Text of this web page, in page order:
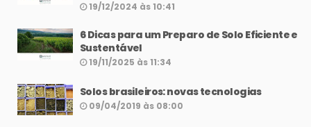
19/12/2024 às 10:41
6 Dicas para um Preparo de Solo Eficiente e
Sustentável
19/11/2025 às 11:34
Solos brasileiros: novas tecnologias
09/04/2019 às 08:00